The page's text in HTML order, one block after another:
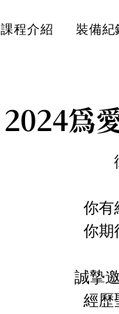
課程介紹 裝備紀
2024為
你有
你期
誠摯
經歷